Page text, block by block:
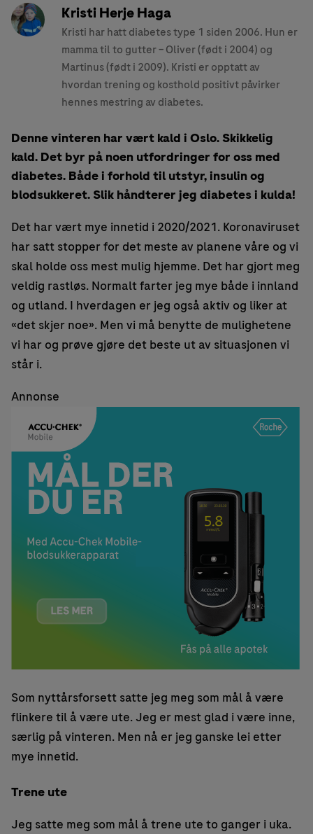
Kristi Herje Haga
Kristi har hatt diabetes type 1 siden 2006. Hun er
mamma til to gutter – Oliver (født i 2004) og
Martinus (født i 2009). Kristi er opptatt av
hvordan trening og kosthold positivt påvirker
hennes mestring av diabetes.
Denne vinteren har vært kald i Oslo. Skikkelig
kald. Det byr på noen utfordringer for oss med
diabetes. Både i forhold til utstyr, insulin og
blodsukkeret. Slik håndterer jeg diabetes i kulda!
Det har vært mye innetid i 2020/2021. Koronaviruset
har satt stopper for det meste av planene våre og vi
skal holde oss mest mulig hjemme. Det har gjort meg
veldig rastløs. Normalt farter jeg mye både i innland
og utland. I hverdagen er jeg også aktiv og liker at
«det skjer noe». Men vi må benytte de mulighetene
vi har og prøve gjøre det beste ut av situasjonen vi
står i.
Annonse
Som nyttårsforsett satte jeg meg som mål å være
flinkere til å være ute. Jeg er mest glad i være inne,
særlig på vinteren. Men nå er jeg ganske lei etter
mye innetid.
Trene ute
Jeg satte meg som mål å trene ute to ganger i uka.